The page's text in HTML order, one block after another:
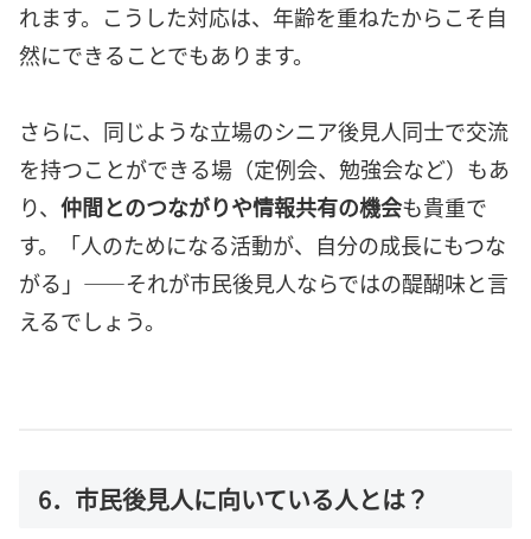
れます。こうした対応は、年齢を重ねたからこそ自
然にできることでもあります。
さらに、同じような立場のシニア後見人同士で交流
を持つことができる場（定例会、勉強会など）もあ
り、 仲間とのつながりや情報共有の機会も貴重で
す。「人のためになる活動が、自分の成長にもつな
がる」――それが市民後見人ならではの醍醐味と言
えるでしょう。
6．市民後見人に向いている人とは？